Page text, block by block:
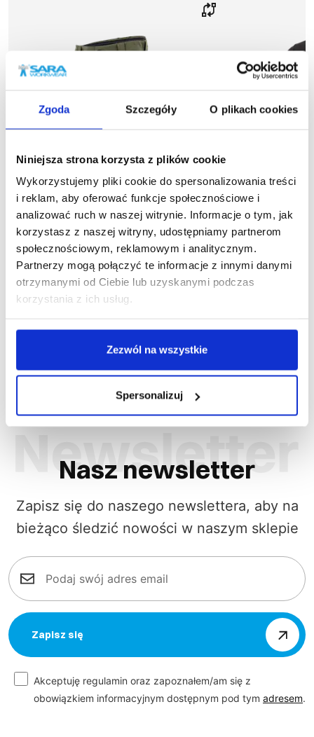
Zgoda Szczegóły O plikach cookies
Niniejsza strona korzysta z plików cookie
Wykorzystujemy pliki cookie do spersonalizowania treści
i reklam, aby oferować funkcje społecznościowe i
analizować ruch w naszej witrynie. Informacje o tym, jak
korzystasz z naszej witryny, udostępniamy partnerom
społecznościowym, reklamowym i analitycznym.
Partnerzy mogą połączyć te informacje z innymi danymi
otrzymanymi od Ciebie lub uzyskanymi podczas
korzystania z ich usług.
Zezwól na wszystkie
Spersonalizuj
więcej
1-22-525
Spodnie krótkie MOTIONFLEX
123,66 zł brutto
Bluza dresowa
Nasz newsletter
Zapisz się do naszego newslettera, aby na
bieżąco śledzić nowości w naszym sklepie
Zapisz się
Akceptuję regulamin oraz zapoznałem/am się z
obowiązkiem informacyjnym dostępnym pod tym adresem.